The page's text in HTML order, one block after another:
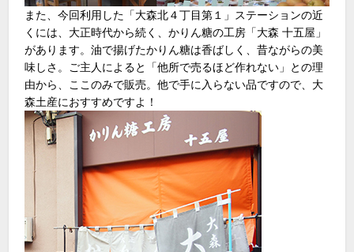
また、今回利用した「大森北４丁目第１」ステーションの近
くには、大正時代から続く、かりん糖の工房「大森 十五屋」
があります。油で揚げたかりん糖は香ばしく、昔ながらの美
味しさ。ご主人によると「他所で売るほど作れない」との理
由から、ここのみで販売。他で手に入らない品ですので、大
森土産におすすめですよ！